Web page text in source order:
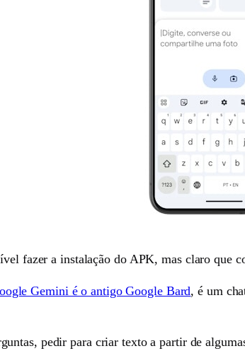
fazer a instalação do APK, mas claro que
Gemini é o antigo Google Bard, é um
pedir para criar texto a partir de